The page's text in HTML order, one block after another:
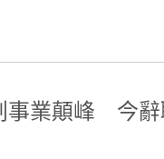
事業顛峰 今辭